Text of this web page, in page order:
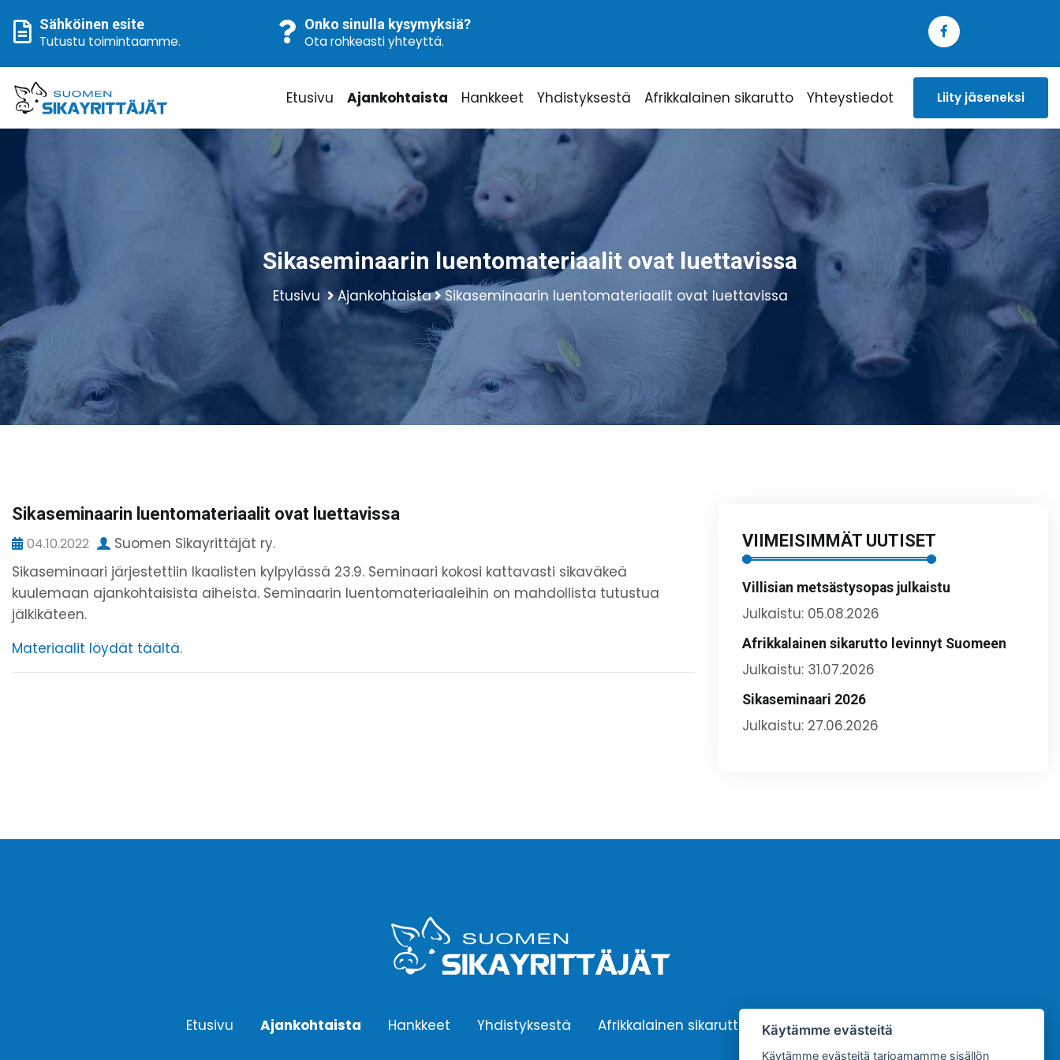
Sähköinen esite
Tutustu toimintaamme.
Onko sinulla kysymyksiä?
Ota rohkeasti yhteyttä.
Etusivu Ajankohtaista Hankkeet Yhdistyksestä Afrikkalainen sikarutto Yhteystiedot Liity jäseneksi
Sikaseminaarin luentomateriaalit ovat luettavissa
Etusivu Ajankohtaista Sikaseminaarin luentomateriaalit ovat luettavissa
Sikaseminaarin luentomateriaalit ovat luettavissa
04.10.2022
Suomen Sikayrittäjät ry.
Sikaseminaari järjestettiin Ikaalisten kylpylässä 23.9. Seminaari kokosi kattavasti sikaväkeä
kuulemaan ajankohtaisista aiheista. Seminaarin luentomateriaaleihin on mahdollista tutustua
jälkikäteen.
Materiaalit löydät täältä.
VIIMEISIMMÄT UUTISET
Villisian metsästysopas julkaistu
Julkaistu: 05.08.2026
Afrikkalainen sikarutto levinnyt Suomeen
Julkaistu: 31.07.2026
Sikaseminaari 2026
Julkaistu: 27.06.2026
Etusivu Ajankohtaista Hankkeet Yhdistyksestä Afrikkalainen sikarutto Yhteystiedot
Käytämme evästeitä
Käytämme evästeitä tarjoamamme sisällön